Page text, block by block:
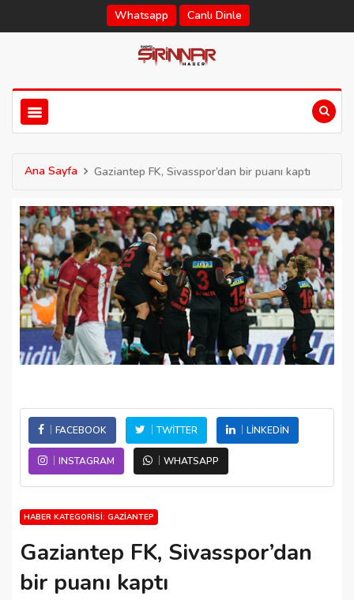
Whatsapp Canlı Dinle
Ana Sayfa Gaziantep FK, Sivasspor’dan bir puanı kaptı
FACEBOOK TWITTER LINKEDIN
INSTAGRAM WHATSAPP
HABER KATEGORISI: GAZIANTEP
Gaziantep FK, Sivasspor’dan
bir puanı kaptı